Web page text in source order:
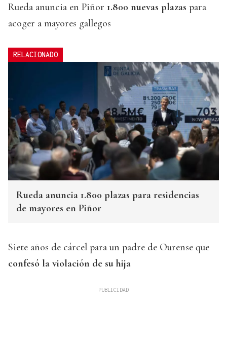
Rueda anuncia en Piñor 1.800 nuevas plazas para
acoger a mayores gallegos
RELACIONADO
Rueda anuncia 1.800 plazas para residencias
de mayores en Piñor
Siete años de cárcel para un padre de Ourense que
confesó la violación de su hija